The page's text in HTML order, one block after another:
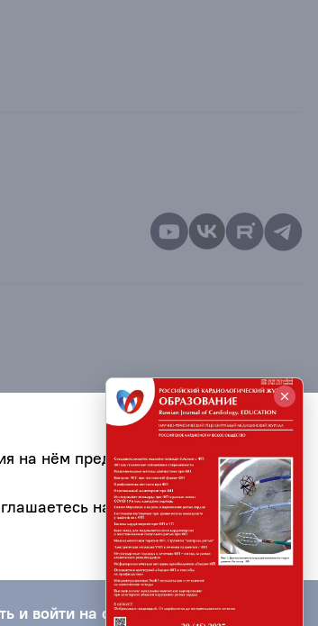
на нём предназначена для
на обработку
и войти на сайт